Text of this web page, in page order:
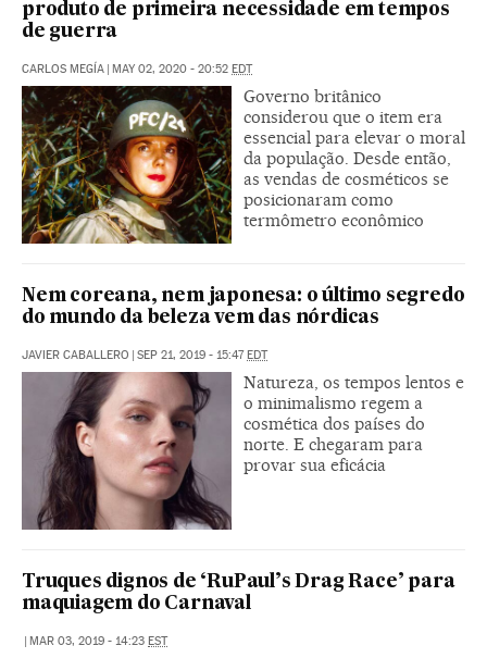
produto de primeira necessidade em tempos
de guerra
CARLOS MEGÍA MAY 02, 2020 - 20:52 EDT
Governo britânico
considerou que o item era
essencial para elevar o moral
da população. Desde então,
as vendas de cosméticos se
posicionaram como
termômetro econômico
Nem coreana, nem japonesa: o último segredo
do mundo da beleza vem das nórdicas
JAVIER CABALLERO SEP 21, 2019 - 15:47 EDT
Natureza, os tempos lentos e
o minimalismo regem a
cosmética dos países do
norte. E chegaram para
provar sua eficácia
Truques dignos de ‘RuPaul’s Drag Race’ para
maquiagem do Carnaval
| MAR 03, 2019 - 14:23 EST